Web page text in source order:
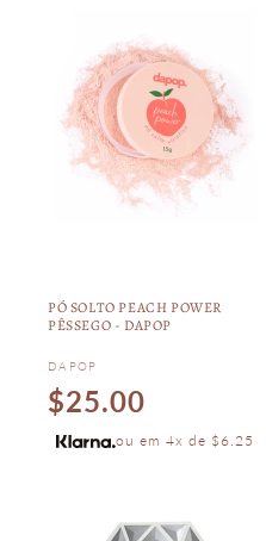
PÓ SOLTO PEACH POWER
PÊSSEGO - DAPOP
Vendor:
DAPOP
Regular
price
$25.00
ou em 4x de $6.25